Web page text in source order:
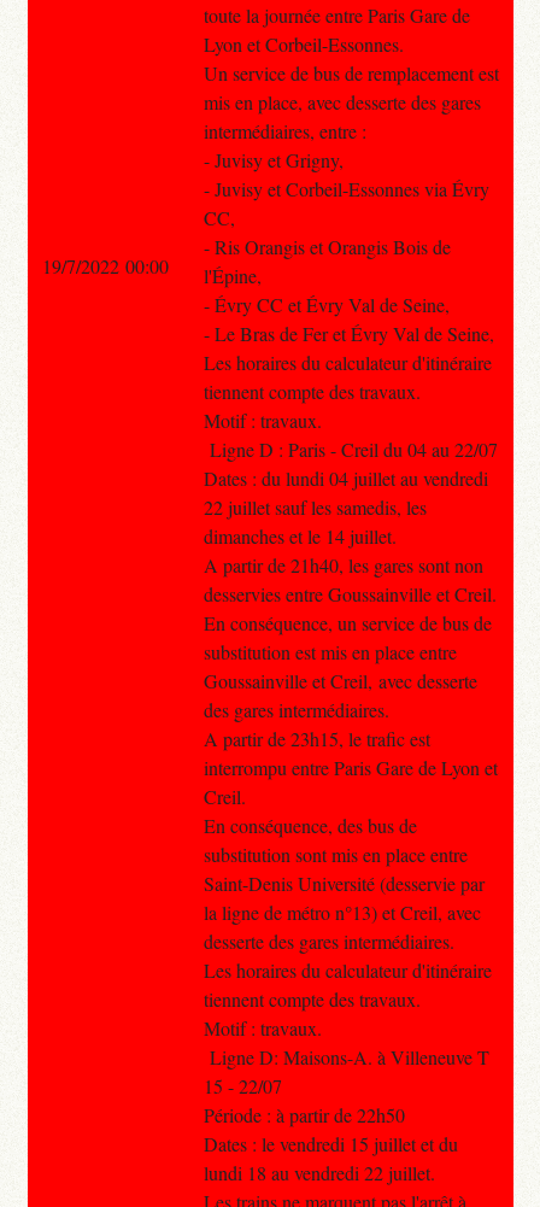
toute la journée entre Paris Gare de
Lyon et Corbeil-Essonnes.
Un service de bus de remplacement est
mis en place, avec desserte des gares
intermédiaires, entre :
- Juvisy et Grigny,
- Juvisy et Corbeil-Essonnes via Évry
CC,
- Ris Orangis et Orangis Bois de
l'Épine,
- Évry CC et Évry Val de Seine,
- Le Bras de Fer et Évry Val de Seine,
Les horaires du calculateur d'itinéraire
tiennent compte des travaux.
Motif : travaux.
Ligne D : Paris - Creil du 04 au 22/07
Dates : du lundi 04 juillet au vendredi
22 juillet sauf les samedis, les
dimanches et le 14 juillet.
A partir de 21h40, les gares sont non
desservies entre Goussainville et Creil.
En conséquence, un service de bus de
substitution est mis en place entre
Goussainville et Creil, avec desserte
des gares intermédiaires.
A partir de 23h15, le trafic est
interrompu entre Paris Gare de Lyon et
Creil.
En conséquence, des bus de
substitution sont mis en place entre
Saint-Denis Université (desservie par
la ligne de métro n°13) et Creil, avec
desserte des gares intermédiaires.
Les horaires du calculateur d'itinéraire
tiennent compte des travaux.
Motif : travaux.
Ligne D: Maisons-A. à Villeneuve T
15 - 22/07
Période : à partir de 22h50
Dates : le vendredi 15 juillet et du
lundi 18 au vendredi 22 juillet.
Les trains ne marquent pas l'arrêt à
19/7/2022 00:00